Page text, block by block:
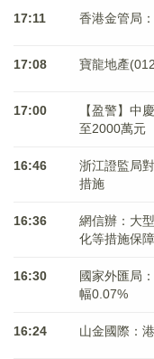
17:11 香港金管局
17:08 寶龍地產
17:00
【盈警】中
至2000萬元
16:46
浙江證監局
措施
16:36
網信辦：大
化等措施保
16:30
國家外匯局
幅0.07%
16:24 山金國際：